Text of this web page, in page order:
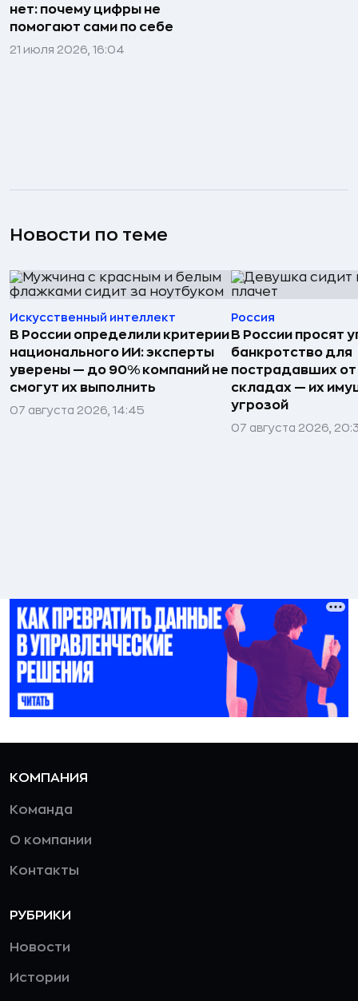
нет: почему цифры не
помогают сами по себе
21 июля 2026, 16:04
Новости по теме
Искусственный интеллект
В России определили критерии
национального ИИ: эксперты
уверены — до 90% компаний не
смогут их выполнить
07 августа 2026, 14:45
Россия
В России просят
банкротство для
пострадавших
складах — их
угрозой
07 августа 2026,
КОМПАНИЯ
Команда
О компании
Контакты
РУБРИКИ
Новости
Истории